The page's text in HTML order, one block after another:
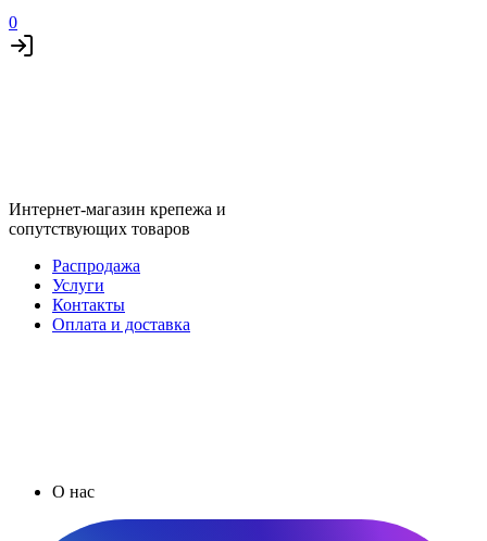
0
Интернет-магазин крепежа и
сопутствующих товаров
Распродажа
Услуги
Контакты
Оплата и доставка
О нас